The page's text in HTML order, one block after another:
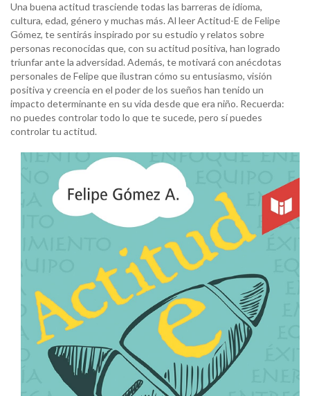
Una buena actitud trasciende todas las barreras de idioma,
cultura, edad, género y muchas más. Al leer Actitud-E de Felipe
Gómez, te sentirás inspirado por su estudio y relatos sobre
personas reconocidas que, con su actitud positiva, han logrado
triunfar ante la adversidad. Además, te motivará con anécdotas
personales de Felipe que ilustran cómo su entusiasmo, visión
positiva y creencia en el poder de los sueños han tenido un
impacto determinante en su vida desde que era niño. Recuerda:
no puedes controlar todo lo que te sucede, pero sí puedes
controlar tu actitud.